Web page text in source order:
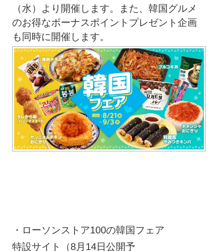
（水）より開催します。また、韓国グルメ
のお得なボーナスポイントプレゼント企画
も同時に開催します。
・ローソンストア100の韓国フェア
特設サイト（8月14日公開予